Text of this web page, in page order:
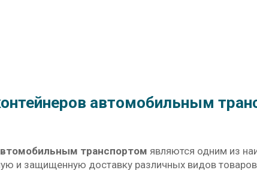
автомобильным
транспортом являются одним из
и защищенную доставку различных видов